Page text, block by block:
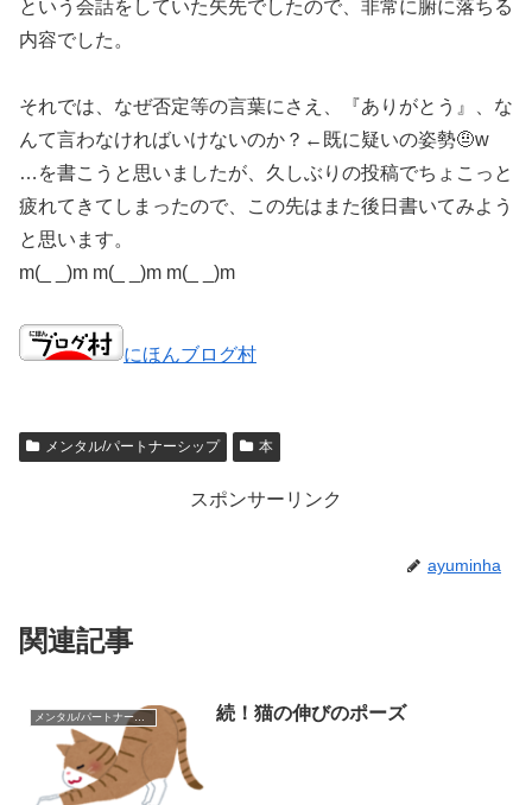
という会話をしていた矢先でしたので、非常に腑に落ちる
内容でした。
それでは、なぜ否定等の言葉にさえ、『ありがとう』、な
んて言わなければいけないのか？←既に疑いの姿勢🤨w
…を書こうと思いましたが、久しぶりの投稿でちょこっと
疲れてきてしまったので、この先はまた後日書いてみよう
と思います。
m(_ _)m m(_ _)m m(_ _)m
にほんブログ村
メンタル/パートナーシップ 本
スポンサーリンク
ayuminha
関連記事
メンタル/パートナーシップ 続！猫の伸びのポーズ